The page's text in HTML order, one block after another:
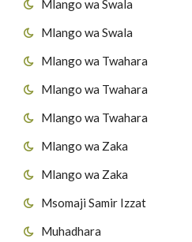
Mlango wa Swala
Mlango wa Swala
Mlango wa Twahara
Mlango wa Twahara
Mlango wa Twahara
Mlango wa Zaka
Mlango wa Zaka
Msomaji Samir Izzat
Muhadhara